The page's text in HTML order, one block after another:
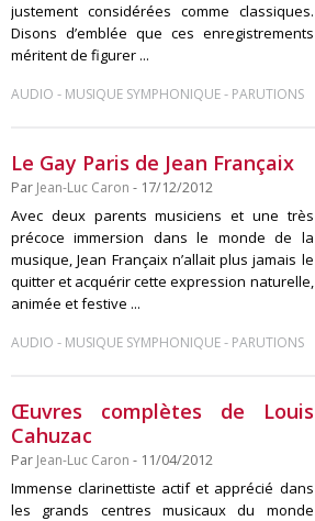
justement considérées comme classiques.
Disons d’emblée que ces enregistrements
méritent de figurer ...
AUDIO - MUSIQUE SYMPHONIQUE- PARUTIONS
Le Gay Paris de Jean Françaix
Par Jean-Luc Caron - 17/12/2012
Avec deux parents musiciens et une très
précoce immersion dans le monde de la
musique, Jean Françaix n’allait plus jamais le
quitter et acquérir cette expression naturelle,
animée et festive ...
AUDIO - MUSIQUE SYMPHONIQUE- PARUTIONS
Œuvres complètes de Louis
Cahuzac
Par Jean-Luc Caron - 11/04/2012
Immense clarinettiste actif et apprécié dans
les grands centres musicaux du monde